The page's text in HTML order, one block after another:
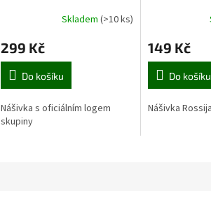
Skladem(>10 ks)
299 Kč
Do košíku
Nášivka s oficiálním logem
skupiny
149 Kč
Do košíku
Nášivka